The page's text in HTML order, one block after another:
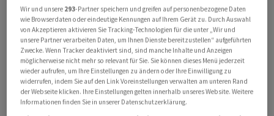
Marktbedingungen stark verlangsamt. Ausgebremst
von steigenden Zinsen war 2023 das schwächste Jahr für
IPOs seit über einem Jahrzehnt, zeigen Bloomberg-
Daten.
«Wir glauben, dass der IPO-Markt zuerst wieder in den
USA an Fahrt gewinnen wird. Dort ist der Kapitalmarkt
Wir und unsere 293-Partner speichern und greifen auf personenbezogene Daten
wie Browserdaten oder eindeutige Kennungen auf Ihrem Gerät zu. Durch Auswahl
von Akzeptieren aktivieren Sie Tracking-Technologien für die unter „Wir und
unsere Partner verarbeiten Daten, um Ihnen Dienste bereitzustellen“ aufgeführten
Zwecke. Wenn Tracker deaktiviert sind, sind manche Inhalte und Anzeigen
möglicherweise nicht mehr so relevant für Sie. Sie können dieses Menü jederzeit
wieder aufrufen, um Ihre Einstellungen zu ändern oder Ihre Einwilligung zu
widerrufen, indem Sie auf den Link Voreinstellungen verwalten am unteren Rand
der Webseite klicken. Ihre Einstellungen gelten innerhalb unseres Website. Weitere
Informationen finden Sie in unserer Datenschutzerklärung.